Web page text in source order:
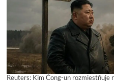
Reuters: Kim Čong-un rozmiestňuje